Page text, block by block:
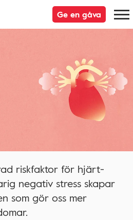
Ge en gåva
riskfaktor för hjärt-
negativ stress skapar
som gör oss mer